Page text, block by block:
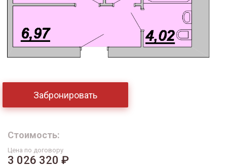
Забронировать
Стоимость:
Цена по договору
3 026 320 ₽